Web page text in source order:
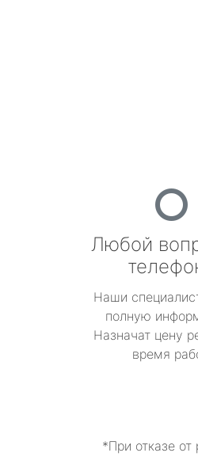
Любой
Наши
полную
Назначат цену
время
*При отказе от